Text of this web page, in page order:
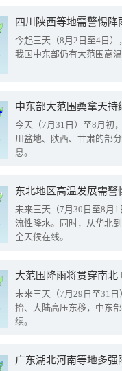
今起三天（8月2日至4日
我国中东部仍有大范围高
中东部大范围桑拿天
今天（7月31日）至8月初
川盆地、陕西、甘肃的部
息。
东北地区高温发展需
未来三天（7月30日至8月
流性降水。同时，从华北
全天候在线。
大范围降雨将贯穿南
未来三天（7月29日至31
抬、大陆高压东移，中东
续。
广东湖北河南等地多